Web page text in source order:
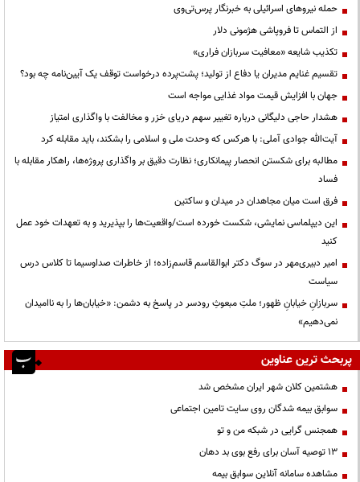
حمله نیروهای اسرائیلی به خبرنگار پرس‌تی‌وی
از التماس تا فروپاشی هژمونی دلار
تکذیب شایعه «معافیت سربازان فراری»
تقسیم غنایم مدیران یا دفاع از تولید؛ پشت‌پرده درخواست توقف یک آیین‌نامه چه بود؟
جهان با افزایش قیمت مواد غذایی مواجه است
هشدار حاجی دلیگانی درباره تغییر سهم دریای خزر و مخالفت با واگذاری امتیاز
آیت‌الله جوادی آملی: با هرکس که وحدت ملی و اسلامی را بشکند، باید مقابله کرد
مطالبه برای شکستن انحصار پیمانکاری؛ نظارت دقیق بر واگذاری پروژه‌ها، راهکار مقابله با
فساد
فرق است میان مجاهدان در میدان و ساکتین
این دیپلماسی نمایشی، شکست خورده است/واقعیت‌ها را بپذیرید و به تعهدات خود عمل
کنید
امیر دبیری‌مهر در سوگ دکتر ابوالقاسم قاسم‌زاده؛ از خاطرات صداوسیما تا کلاس درس
سیاست
سربازانِ خیابانِ ظهور؛ ملتِ مبعوثِ رودسر در پاسخ به دشمن: «خیابان‌ها را به ناامیدان
نمی‌دهیم»
پربحث ترین عناوین
هشتمین کلان شهر ایران مشخص شد
سوابق بیمه شدگان روی سایت تامین اجتماعی
همجنس گرایی در شبکه من و تو
13 توصیه آسان برای رفع بوی بد دهان
مشاهده سامانه آنلاين سوابق بیمه